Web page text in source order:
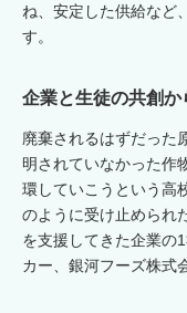
ね、安定した供給など
す。
企業と生徒の共創
廃棄されるはずだった
明されていなかった作
環していこうという高
のように受け止められ
を支援してきた企業の
カー、銀河フーズ株式